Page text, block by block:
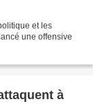
et les
une offensive
à